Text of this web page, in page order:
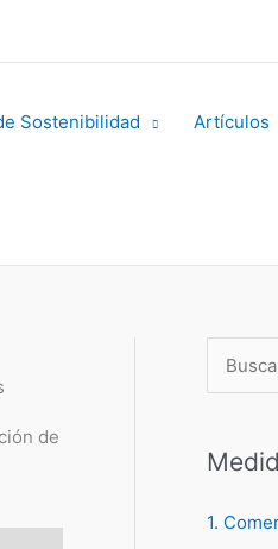
Sostenibilidad Artículos
de
u
c
r
1.